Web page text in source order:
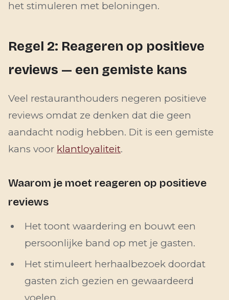
het stimuleren met beloningen.
Regel 2: Reageren op positieve
reviews — een gemiste kans
Veel restauranthouders negeren positieve
reviews omdat ze denken dat die geen
aandacht nodig hebben. Dit is een gemiste
kans voor klantloyaliteit.
Waarom je moet reageren op positieve
reviews
Het toont waardering en bouwt een
persoonlijke band op met je gasten.
Het stimuleert herhaalbezoek doordat
gasten zich gezien en gewaardeerd